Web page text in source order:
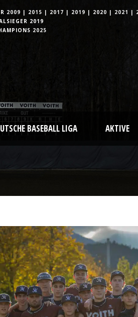
2009 | 2015 | 2017 | 2019 | 2020 | 2021 |
2019
2025
BASEBALL LIGA AKTIVE